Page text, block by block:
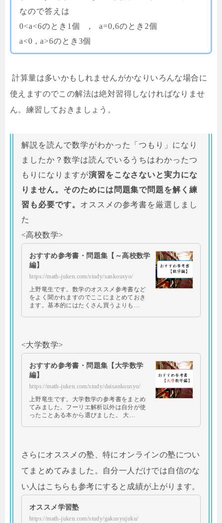
なので答えは
0<a<6のとき1個 , a=0,6のとき2個
a<0 , a>6のとき3個
計算量は多いかもしれませんがかなりいろんな場合に
使えますのでこの解法は絶対習得しなければなりませ
ん。練習しておきましょう。
解説を読んで数学がわかった「つもり」になり
ましたか？数学は読んでいるうちはわかったつ
もりになりますが演習をこなさないと実力にな
りません。そのためには問題集で問題を解く練
習も必要です。 オススメの参考書を厳選しまし
た
<高校数学>
おすすめ参考書・問題集【～高校数学
編】
https://math-juken.com/study/sankousyo/
上野竜生です。数学のオススメ参考書など
をよく聞かれますのでここにまとめておき
ます。基本的にはたくさん買うよりも…
<大学数学>
おすすめ参考書・問題集【大学数学
編】
https://math-juken.com/study/daisankousyo/
上野竜生です。大学数学の参考書をまとめ
てみました。フーリエ解析以外は自分が使
ったことある本から選びました。 大…
さらにオススメの塾、特にオンラインの塾につい
てまとめてみました。自分一人だけでは自信のな
い人はこちらも参考にすると成績が上がります。
オススメ学習塾
https://math-juken.com/study/gakusyujuku/